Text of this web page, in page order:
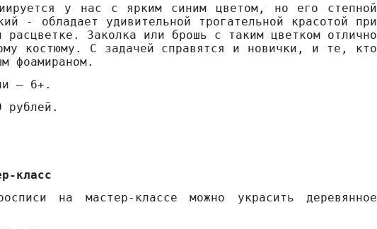
у нас с ярким синим цветом, но его степной
- обладает удивительной трогательной красотой при
расцветке. Заколка или брошь с таким цветком отлично
костюму. С задачей справятся и новички, и те, кто
фоамираном.
– 6+.
рублей.
класс
на мастер-классе можно украсить деревянное